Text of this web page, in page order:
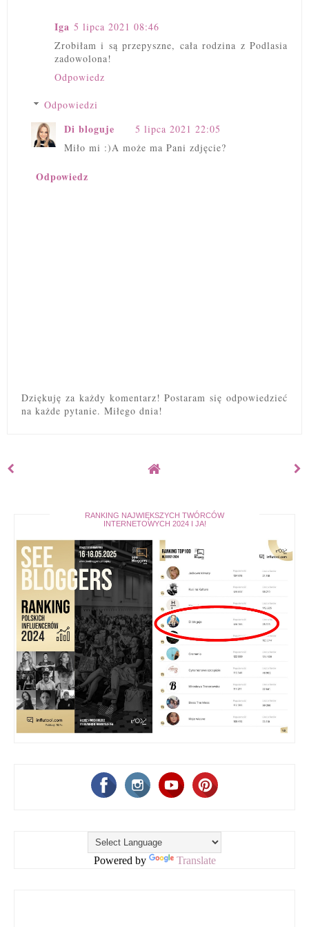
Iga 5 lipca 2021 08:46
Zrobiłam i są przepyszne, cała rodzina z Podlasia
zadowolona!
Odpowiedz
Odpowiedzi
Di bloguje
5 lipca 2021 22:05
Miło mi :)A może ma Pani zdjęcie?
Odpowiedz
Dziękuję za każdy komentarz! Postaram się odpowiedzieć
na każde pytanie. Miłego dnia!
RANKING NAJWIĘKSZYCH TWÓRCÓW
INTERNETOWYCH 2024 I JA!
Powered by Translate